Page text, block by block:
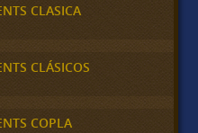
CLASICA
CLÁSICOS
COPLA